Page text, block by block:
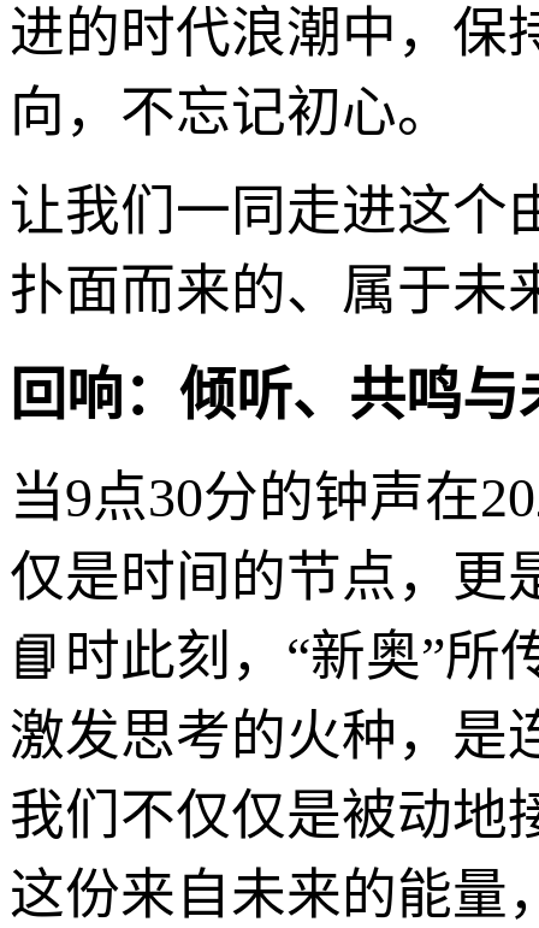
进的时代浪潮中，保
向，不忘记初心。
让我们一同走进这个
扑面而来的、属于未
回响：倾听、共鸣
当9点30分的钟声在
仅是时间的节点，更
📘时此刻，“新奥”所
激发思考的火种，是
我们不仅仅是被动地
这份来自未来的能量